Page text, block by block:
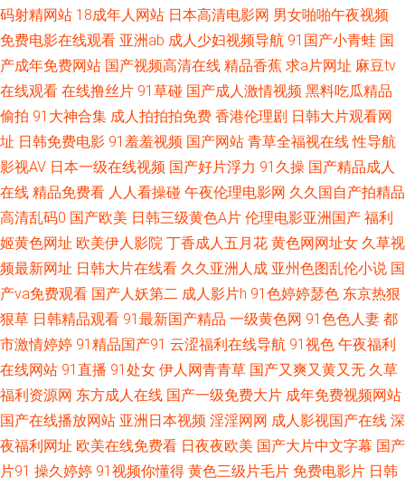
婷色黑料91 91福利电影 超碰福利社 激情午夜网站 日韩新片www 97资源婷
激情瑟瑟 日韩三级网 91大神精选 肏屄电影天堂 韩国91短片 欧美日韩高清无
码 五月天大香蕉婷 91学生妹 超碰中文人妻 伊人超碰大香蕉 av在线撸撸 韩
国美女AV导航 日韩专区视频 91超碰人人 超碰97人人看 狼人伊人色 天天操B
视频 91蜜桃动漫78 狠狠撸最新 男同肛交在线观看 97在线超碰综合 青青操
黄色网址 豆花视频91在 美女同性色色 婷婷亚洲色 2026狠狠干 91视频cn 91
官网 91做爱高清 欧美中文伦理片 亚洲天堂A片 国产性爱图 久久91视频 深夜
免费网站 av红绿首页 老司机狠肏 久草视频资源网 91在线不卡 日韩电影色色
黄色片网站免费 91大片在线播放 福利网址在线导航 亚洲欧洲日本无码 国产
网站 97色色资源 91黑人探花 欧美成人免费网址 国产成人天天干 91精品黑
码射精网站 18成年人网站 日本高清电影网 男女啪啪午夜视频
免费电影在线观看 亚洲ab 成人少妇视频导航 91国产小青蛙 国
产成年免费网站 国产视频高清在线 精品香蕉 求a片网址 麻豆tv
在线观看 在线撸丝片 91草碰 国产成人激情视频 黑料吃瓜精品
偷拍 91大神合集 成人拍拍拍免费 香港伦理剧 日韩大片观看网
址 日韩免费电影 91羞羞视频 国产网站 青草全福视在线 性导航
影视AV 日本一级在线视频 国产好片浮力 91久操 国产精品成人
在线 精品免费看 人人看操碰 午夜伦理电影网 久久国自产拍精品
高清乱码0 国产欧美 日韩三级黄色A片 伦理电影亚洲国产 福利
姬黄色网址 欧美伊人影院 丁香成人五月花 黄色网网址女 久草视
频最新网址 日韩大片在线看 久久亚洲人成 亚州色图乱伦小说 国
产va免费观看 国产人妖第二 成人影片h 91色婷婷瑟色 东京热狠
狠草 日韩精品观看 91最新国产精品 一级黄色网 91色色人妻 都
市激情婷婷 91精品国产91 云涩福利在线导航 91视色 午夜福利
在线网站 91直播 91处女 伊人网青青草 国产又爽又黄又无 久草
福利资源网 东方成人在线 国产一级免费大片 成年免费视频网站
国产在线播放网站 亚洲日本视频 淫淫网网 成人影视国产在线 深
夜福利网址 欧美在线免费看 日夜夜欧美 国产大片中文字幕 国产
片91 操久婷婷 91视频你懂得 黄色三级片毛片 免费电影片 日韩